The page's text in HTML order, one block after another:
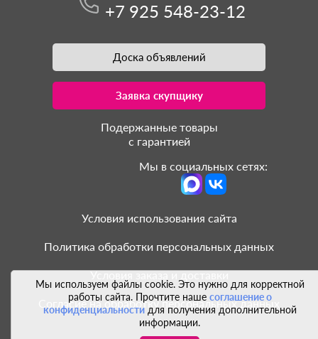
Мы используем файлы cookie. Это нужно для корректной
работы сайта. Прочтите наше соглашение о
конфиденциальностидля получения дополнительной
информации.
+7 925 548-23-12
Доска объявлений
Заявка скупщику
Подержанные товары
с гарантией
Мы в социальных сетях:
Условия использования сайта
Политика обработки персональных данных
Условия заказа и доставки
Согласие на обработку персональных данных